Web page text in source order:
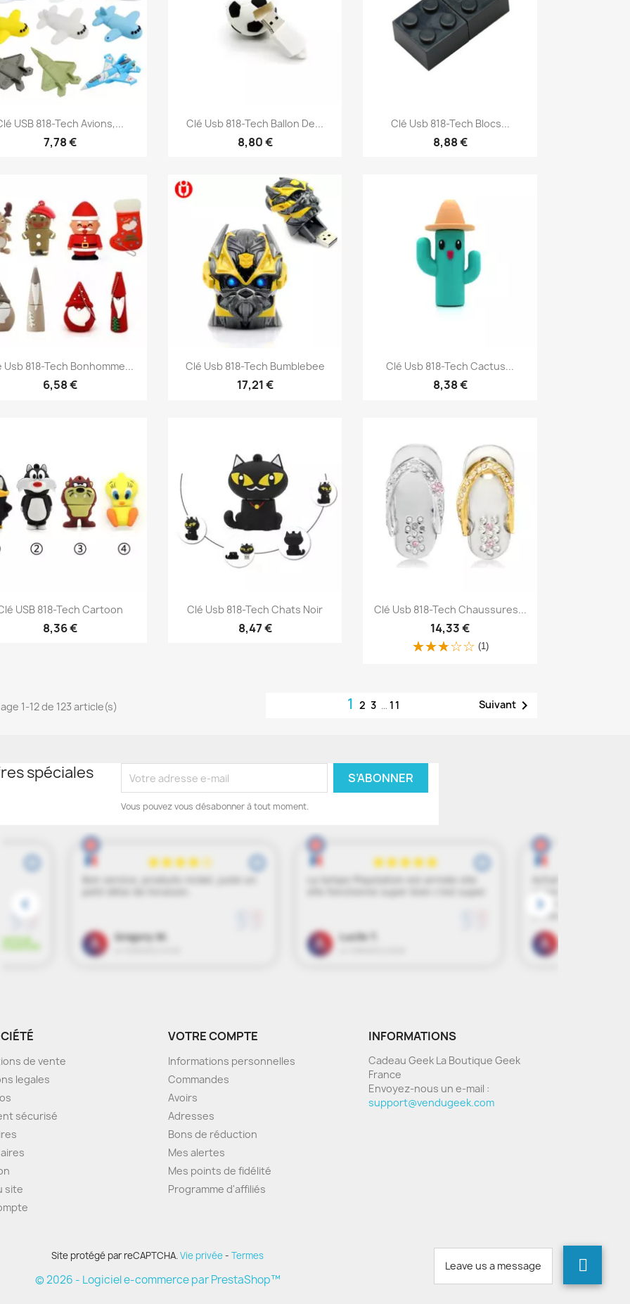
Leave us a message
Aperçu rapide
USB 818-Tech Avions,...
7,78 €
Aperçu rapide
Clé Usb 818-Tech Ballon De...
8,80 €
Aperçu rapide
Clé Usb 818-Tech Blocs...
8,88 €
Aperçu rapide
Usb 818-Tech Bonhomme...
6,58 €
Aperçu rapide
Clé Usb 818-Tech Bumblebee
17,21 €
Aperçu rapide
Clé Usb 818-Tech Cactus...
8,38 €
Aperçu rapide
USB 818-Tech Cartoon
8,36 €
Aperçu rapide
Clé Usb 818-Tech Chats Noir
8,47 €
Aperçu rapide
Clé Usb 818-Tech Chaussures...
14,33 €
(1)
1-12 de 123 article(s) 123 … 11 Suivant
spéciales
Vous pouvez vous désabonner à tout moment.
de vente
legales
sécurisé
site
VOTRE COMPTE
Informations personnelles
Commandes
Avoirs
Adresses
Bons de réduction
Mes alertes
Mes points de fidélité
Programme d'affiliés
INFORMATIONS
Cadeau Geek La Boutique Geek
France
Envoyez-nous un e-mail :
support@vendugeek.com
Site protégé par reCAPTCHA.Vie privée- Termes
© 2026 - Logiciel e-commerce par PrestaShop™